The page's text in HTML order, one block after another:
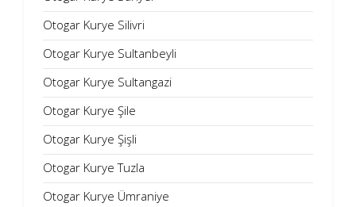
Otogar Kurye Silivri
Otogar Kurye Sultanbeyli
Otogar Kurye Sultangazi
Otogar Kurye Şile
Otogar Kurye Şişli
Otogar Kurye Tuzla
Otogar Kurye Ümraniye